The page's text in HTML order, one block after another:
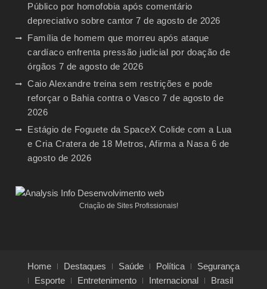
Público por homofobia após comentário
depreciativo sobre cantor 7 de agosto de 2026
Família de homem que morreu após ataque
cardíaco enfrenta pressão judicial por doação de
órgãos 7 de agosto de 2026
Caio Alexandre treina sem restrições e pode
reforçar o Bahia contra o Vasco 7 de agosto de
2026
Estágio de Foguete da SpaceX Colide com a Lua
e Cria Cratera de 18 Metros, Afirma a Nasa 6 de
agosto de 2026
Criação de Sites Profissionais!
Home Destaques Saúde Política
Segurança
Esporte
Entretenimento Internacional Brasil